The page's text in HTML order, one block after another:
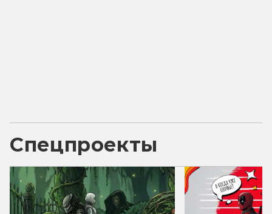
Спецпроекты